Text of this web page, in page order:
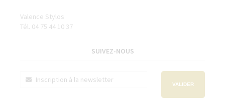
Valence Stylos
Tél. 04 75 44 10 37
SUIVEZ-NOUS
VALIDER